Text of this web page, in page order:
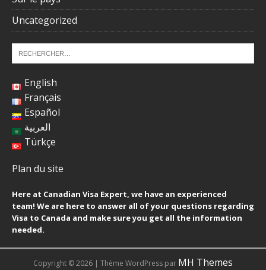
Uncategorized
English
Français
Español
العربية
Türkçe
Plan du site
Here at Canadian Visa Expert, we have an experienced
team! We are here to answer all of your questions regarding
Visa to Canada and make sure you get all the information
needed.
Copyright © 2026 | Thème WordPress par MH Themes